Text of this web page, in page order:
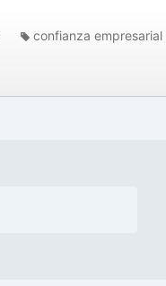
confianza empresarial